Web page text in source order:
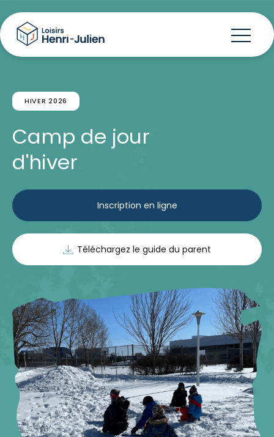
HIVER 2026
Camp de jour
d'hiver
Inscription en ligne
Téléchargez le guide du parent